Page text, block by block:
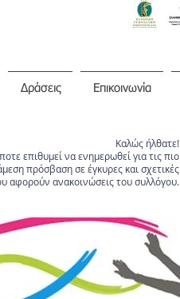
Δράσεις Επικοινωνία
Καλώς ήλθατε!
επιθυμεί να ενημερωθεί για τις πιο
πρόσβαση σε έγκυρες και σχετικές
αφορούν ανακοινώσεις του συλλόγου.